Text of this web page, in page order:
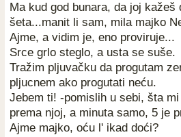
Ma kud god bunara, da joj
šeta...manit li sam, mila majko
Ajme, a vidim je, eno proviruje...
Srce grlo steglo, a usta se suše.
Tražim pljuvačku da progutam
pljucnem ako progutati neću.
Jebem ti! -pomislih u sebi, šta
prema njoj, a minuta samo, 5 je
Ajme majko, oću l' ikad doći?